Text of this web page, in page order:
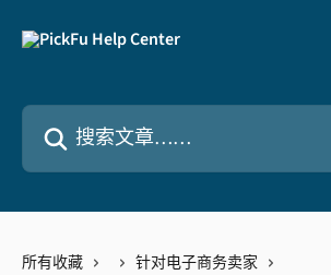
搜索文章……
所有收藏
针对电子商务卖家